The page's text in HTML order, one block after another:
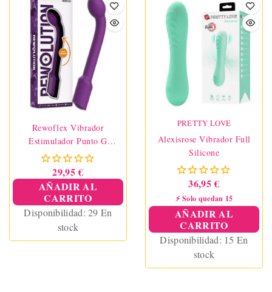
Rewoflex Vibrador
Estimulador Punto G
Flexible
29,95 €
AÑADIR AL
CARRITO
Disponibilidad:29 En
stock
PRETTY LOVE
Alexisrose Vibrador Full
Silicone
36,95 €
⚡ Solo quedan 15
AÑADIR AL
CARRITO
Disponibilidad: 15 En
stock